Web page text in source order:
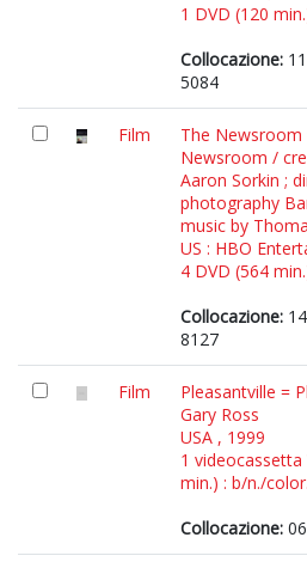
1 DVD (120
Collocazione:
5084
Film
The Newsroom
Newsroom /
Aaron Sorkin ;
photography
music by
US : HBO
4 DVD (564
Collocazione:
8127
Film
Pleasantville =
Gary Ross
USA , 1999
1 videocassetta
min.) : b/n./
Collocazione: